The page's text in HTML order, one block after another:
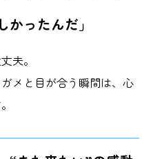
かったんだ」
夫。
メと目が合う瞬間は、心